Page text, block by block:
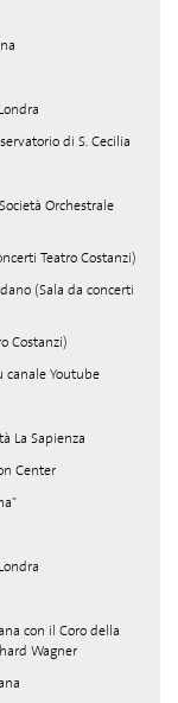
di S. Cecilia
Orchestrale
Teatro Costanzi)
(Sala da concerti
Costanzi)
Youtube
La Sapienza
Center
con il Coro della
Wagner